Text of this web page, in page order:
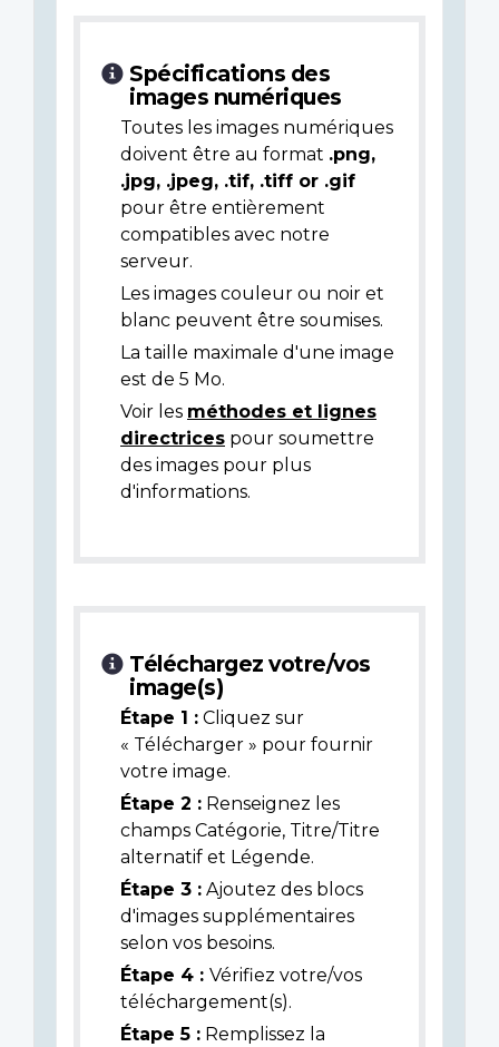
Spécifications des
images numériques
Toutes les images numériques
doivent être au format .png,
.jpg, .jpeg, .tif, .tiff or .gif
pour être entièrement
compatibles avec notre
serveur.
Les images couleur ou noir et
blanc peuvent être soumises.
La taille maximale d'une image
est de 5 Mo.
Voir les méthodes et lignes
directrices pour soumettre
des images pour plus
d'informations.
Téléchargez votre/vos
image(s)
Étape 1 : Cliquez sur
« Télécharger » pour fournir
votre image.
Étape 2 : Renseignez les
champs Catégorie, Titre/Titre
alternatif et Légende.
Étape 3 : Ajoutez des blocs
d'images supplémentaires
selon vos besoins.
Étape 4 : Vérifiez votre/vos
téléchargement(s).
Étape 5 : Remplissez la